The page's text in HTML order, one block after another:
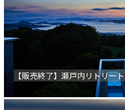
【販売終了】瀬戸内リトリー